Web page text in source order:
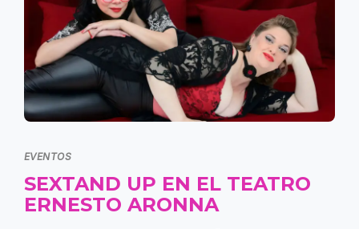
EVENTOS
SEXTAND UP EN EL TEATRO
ERNESTO ARONNA